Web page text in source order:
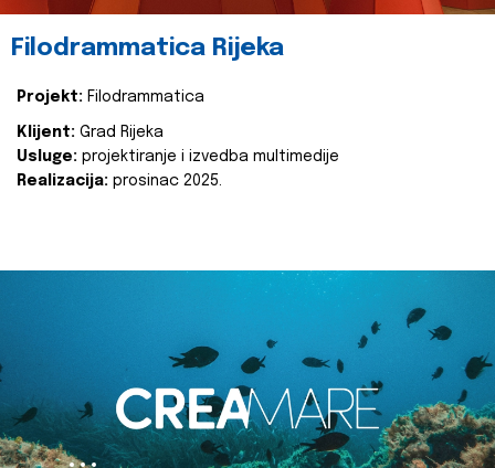
Filodrammatica Rijeka
Projekt: Filodrammatica
Klijent: Grad Rijeka
Usluge: projektiranje i izvedba multimedije
Realizacija: prosinac 2025.